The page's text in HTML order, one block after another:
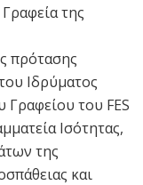
της
πρότασης
Ιδρύματος
Γραφείου του FES
Ισότητας,
της
και